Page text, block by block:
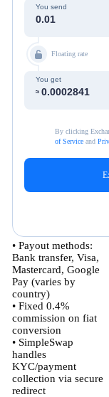
• Payout methods:
Bank transfer, Visa,
Mastercard, Google
Pay (varies by
country)
• Fixed 0.4%
commission on fiat
conversion
• SimpleSwap
handles
KYC/payment
collection via secure
redirect